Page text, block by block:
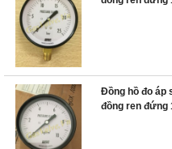
Đồng hồ đo áp
đồng ren đứng